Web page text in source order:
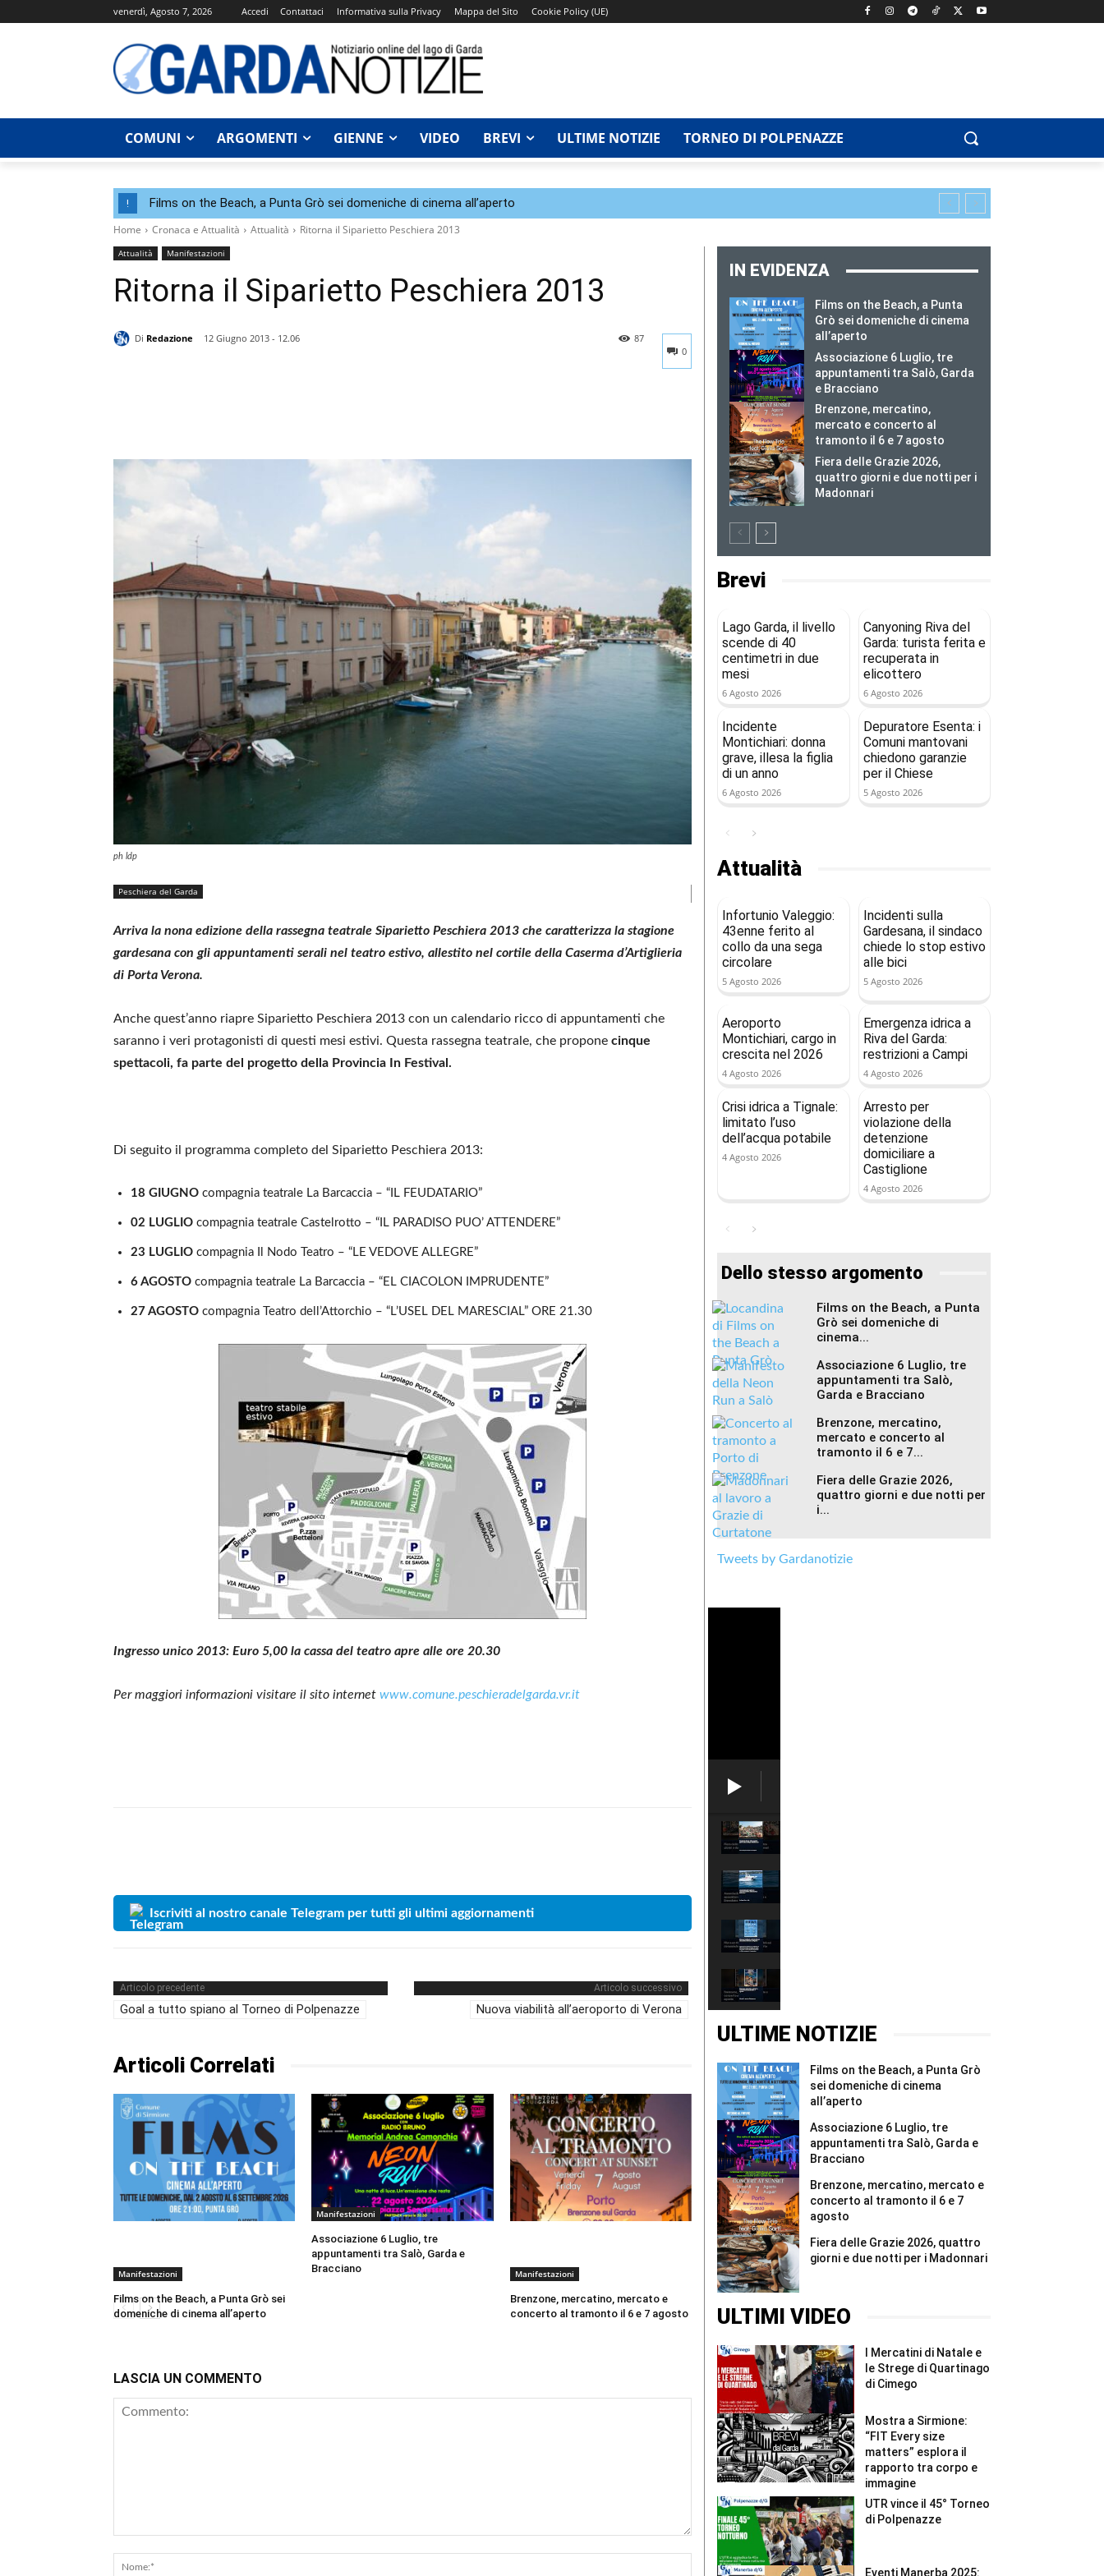
venerdì, Agosto 7, 2026 Accedi Contattaci Informativa sulla Privacy Mappa del Sito Cookie Policy (UE)
COMUNI ARGOMENTI GIENNE VIDEO BREVI ULTIME NOTIZIE TORNEO DI POLPENAZZE
! Films on the Beach, a Punta Grò sei domeniche di cinema all’aperto
Home Cronaca e Attualità Attualità Ritorna il Siparietto Peschiera 2013
Attualità Manifestazioni
Ritorna il Siparietto Peschiera 2013
Di Redazione
12 Giugno 2013 - 12.06
0
87
ph ldp
Peschiera del Garda
Arriva la nona edizione della rassegna teatrale Siparietto Peschiera 2013 che caratterizza la stagione
gardesana con gli appuntamenti serali nel teatro estivo, allestito nel cortile della Caserma d’Artiglieria
di Porta Verona.
Anche quest’anno riapre Siparietto Peschiera 2013 con un calendario ricco di appuntamenti che
saranno i veri protagonisti di questi mesi estivi. Questa rassegna teatrale, che propone cinque
spettacoli, fa parte del progetto della Provincia In Festival.
Di seguito il programma completo del Siparietto Peschiera 2013:
18 GIUGNO compagnia teatrale La Barcaccia – “IL FEUDATARIO”
02 LUGLIO compagnia teatrale Castelrotto – “IL PARADISO PUO’ ATTENDERE”
23 LUGLIO compagnia Il Nodo Teatro – “LE VEDOVE ALLEGRE”
6 AGOSTO compagnia teatrale La Barcaccia – “EL CIACOLON IMPRUDENTE”
27 AGOSTO compagnia Teatro dell’Attorchio – “L’USEL DEL MARESCIAL” ORE 21.30
Ingresso unico 2013: Euro 5,00 la cassa del teatro apre alle ore 20.30
Per maggiori informazioni visitare il sito internet www.comune.peschieradelgarda.vr.it
Iscriviti al nostro canale Telegram per tutti gli ultimi aggiornamenti
Articolo precedente
Goal a tutto spiano al Torneo di Polpenazze
Articolo successivo
Nuova viabilità all’aeroporto di Verona
Articoli Correlati
Manifestazioni
Films on the Beach, a Punta Grò sei
domeniche di cinema all’aperto
Manifestazioni
Associazione 6 Luglio, tre
appuntamenti tra Salò, Garda e
Bracciano
Manifestazioni
Brenzone, mercatino, mercato e
concerto al tramonto il 6 e 7 agosto
LASCIA UN COMMENTO
Nome:*
IN EVIDENZA
Films on the Beach, a Punta
Grò sei domeniche di cinema
all’aperto
Associazione 6 Luglio, tre
appuntamenti tra Salò, Garda
e Bracciano
Brenzone, mercatino,
mercato e concerto al
tramonto il 6 e 7 agosto
Fiera delle Grazie 2026,
quattro giorni e due notti per i
Madonnari
Brevi
Lago Garda, il livello
scende di 40
centimetri in due
mesi
6 Agosto 2026
Canyoning Riva del
Garda: turista ferita e
recuperata in
elicottero
6 Agosto 2026
Incidente
Montichiari: donna
grave, illesa la figlia
di un anno
6 Agosto 2026
Depuratore Esenta: i
Comuni mantovani
chiedono garanzie
per il Chiese
5 Agosto 2026
Attualità
Infortunio Valeggio:
43enne ferito al
collo da una sega
circolare
5 Agosto 2026
Incidenti sulla
Gardesana, il sindaco
chiede lo stop estivo
alle bici
5 Agosto 2026
Aeroporto
Montichiari, cargo in
crescita nel 2026
4 Agosto 2026
Emergenza idrica a
Riva del Garda:
restrizioni a Campi
4 Agosto 2026
Crisi idrica a Tignale:
limitato l’uso
dell’acqua potabile
4 Agosto 2026
Arresto per
violazione della
detenzione
domiciliare a
Castiglione
4 Agosto 2026
Dello stesso argomento
Films on the Beach, a Punta
Grò sei domeniche di
cinema...
Associazione 6 Luglio, tre
appuntamenti tra Salò,
Garda e Bracciano
Brenzone, mercatino,
mercato e concerto al
tramonto il 6 e 7...
Fiera delle Grazie 2026,
quattro giorni e due notti per
i...
Tweets by Gardanotizie
domeniche
di
all’aperto
#Shorts
concerto
al
il
6
e
7
agosto
#Shorts
ULTIME NOTIZIE
Films on the Beach, a Punta Grò
sei domeniche di cinema
all’aperto
Associazione 6 Luglio, tre
appuntamenti tra Salò, Garda e
Bracciano
Brenzone, mercatino, mercato e
concerto al tramonto il 6 e 7
agosto
Fiera delle Grazie 2026, quattro
giorni e due notti per i Madonnari
ULTIMI VIDEO
I Mercatini di Natale e
le Strege di Quartinago
di Cimego
Mostra a Sirmione:
“FIT Every size
matters” esplora il
rapporto tra corpo e
immagine
UTR vince il 45° Torneo
di Polpenazze
Eventi Manerba 2025: